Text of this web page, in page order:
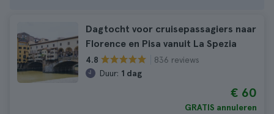
Dagtocht voor cruisepassagiers naar
Florence en Pisa vanuit La Spezia
4.8
836 reviews
Duur: 1 dag
€ 60
GRATIS annuleren